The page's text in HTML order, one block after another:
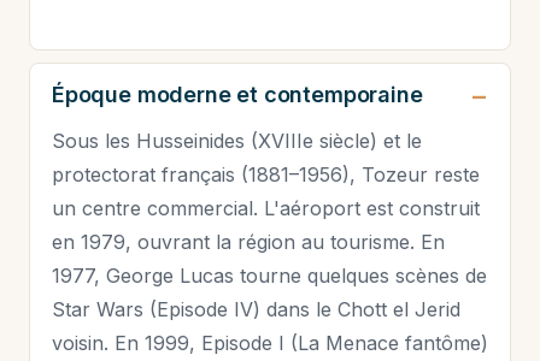
Époque moderne et contemporaine
Sous les Husseinides (XVIIIe siècle) et le
protectorat français (1881–1956), Tozeur reste
un centre commercial. L'aéroport est construit
en 1979, ouvrant la région au tourisme. En
1977, George Lucas tourne quelques scènes de
Star Wars (Episode IV) dans le Chott el Jerid
voisin. En 1999, Episode I (La Menace fantôme)